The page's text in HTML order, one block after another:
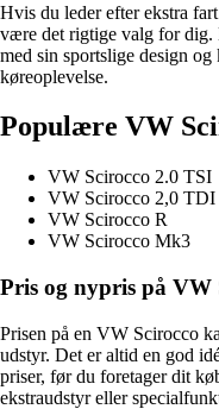
Hvis du leder efter ekstra
være det rigtige valg for dig.
med sin sportslige design
køreoplevelse.
Populære VW
VW Scirocco 2.0 TSI
VW Scirocco 2,0 TDI
VW Scirocco R
VW Scirocco Mk3
Pris og nypris på VW
Prisen på en VW Scirocco
udstyr. Det er altid en god
priser, før du foretager dit
ekstraudstyr eller